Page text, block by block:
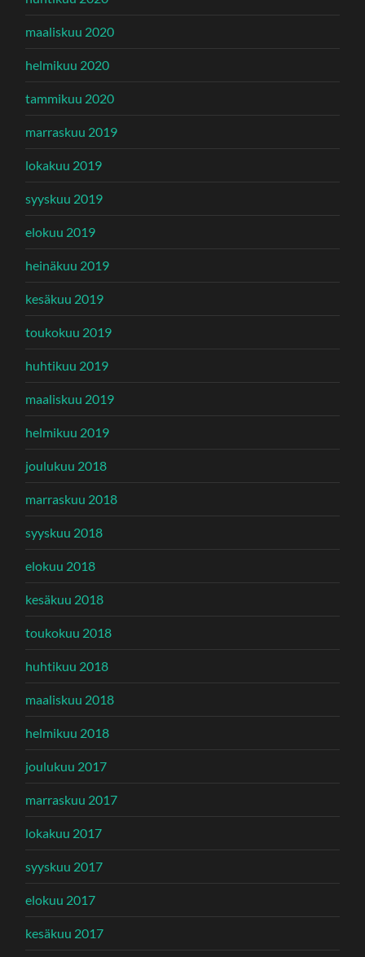
maaliskuu 2020
helmikuu 2020
tammikuu 2020
marraskuu 2019
lokakuu 2019
syyskuu 2019
elokuu 2019
heinäkuu 2019
kesäkuu 2019
toukokuu 2019
huhtikuu 2019
maaliskuu 2019
helmikuu 2019
joulukuu 2018
marraskuu 2018
syyskuu 2018
elokuu 2018
kesäkuu 2018
toukokuu 2018
huhtikuu 2018
maaliskuu 2018
helmikuu 2018
joulukuu 2017
marraskuu 2017
lokakuu 2017
syyskuu 2017
elokuu 2017
kesäkuu 2017